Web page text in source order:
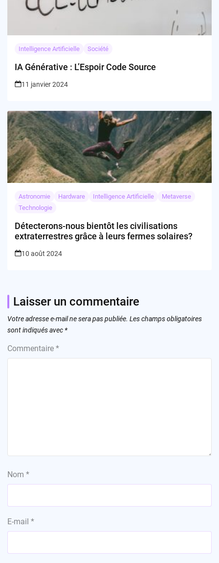
Intelligence Artificielle Société
IA Générative : L’Espoir Code Source
11 janvier 2024
Astronomie Hardware Intelligence Artificielle
Metaverse
Technologie
Détecterons-nous bientôt les civilisations
extraterrestres grâce à leurs fermes solaires?
10 août 2024
Laisser un commentaire
Votre adresse e-mail ne sera pas publiée. Les champs obligatoires
sont indiqués avec *
Commentaire *
Nom *
E-mail *